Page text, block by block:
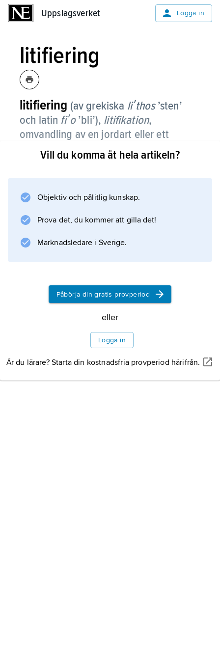
Uppslagsverket Logga in
litifiering
litifiering (av grekiska liʹthos’sten’
och latin fiʹo’bli’), litifikation,
omvandling av en jordart eller ett
sediment till en mer eller mindre hård
och fast bergart.
partiklarna helt eller delvis fylls med
form av
konsolidering
Information om artikeln
Vill du komma åt hela artikeln?
Objektiv och pålitlig kunskap.
Prova det, du kommer att gilla det!
Marknadsledare i Sverige.
Påbörja din gratis provperiod
eller
Logga in
Är du lärare? Starta din kostnadsfria provperiod härifrån.